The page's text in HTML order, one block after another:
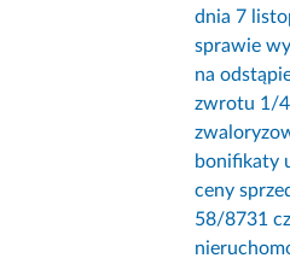
dnia 7
sprawie
na
zwrotu 1/
bonifikaty
ceny
58/8731